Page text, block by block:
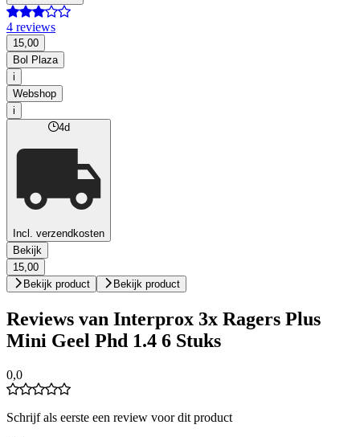
4 reviews
15,00
Bol Plaza
i
Webshop
i
4d
Incl. verzendkosten
Bekijk
15,00
Bekijk product
Bekijk product
Reviews van Interprox 3x Ragers Plus
Mini Geel Phd 1.4 6 Stuks
0,0
Schrijf als eerste een review voor dit product